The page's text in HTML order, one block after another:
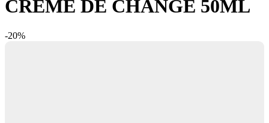
CREME DE CHANGE 50ML
-20%